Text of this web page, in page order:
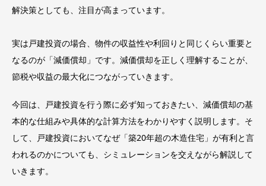
解決策としても、注目が高まっています。
実は戸建投資の場合、物件の収益性や利回りと同じくらい重要と
なるのが「減価償却」です。減価償却を正しく理解することが、
節税や収益の最大化につながっていきます。
今回は、戸建投資を行う際に必ず知っておきたい、減価償却の基
本的な仕組みや具体的な計算方法をわかりやすく説明します。そ
して、戸建投資においてなぜ「築20年超の木造住宅」が有利と言
われるのかについても、シミュレーションを交えながら解説して
いきます。